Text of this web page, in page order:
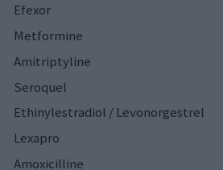
Efexor
Metformine
Amitriptyline
Seroquel
Ethinylestradiol / Levonorgestrel
Lexapro
Amoxicilline